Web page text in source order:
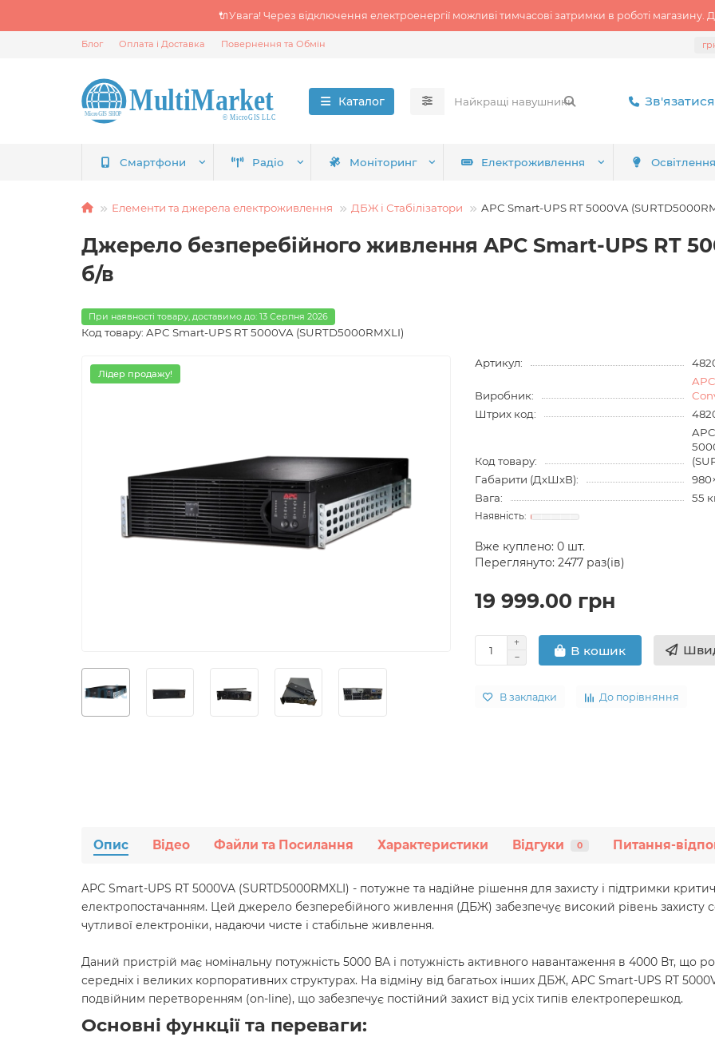
🔌Увага! Через відключення електроенергії можливі тимчасові затримки в роботі магазину.
Блог Оплата і Доставка Повернення та Обмін
Каталог
Смартфони Радіо Моніторинг Електроживлення Освітлення
Елементи та джерела електроживлення ДБЖ і Стабілізатори APC Smart-UPS RT 5000VA
Джерело безперебійного живлення APC Smart-UPS RT
б/в
При наявності товару, доставимо до: 13 Серпня 2026
Код товару: APC Smart-UPS RT 5000VA (SURTD5000RMXLI)
Лідер продажу!
Артикул:
Виробник:
Штрих код:
Код товару:
Габарити (ДхШхВ):
Вага:
55
Вже куплено:0 шт.
Переглянуто: 2477 раз(ів)
19 999.00 грн
В кошик
В закладки До порівняння
Опис Відео Файли та Посилання Характеристики Відгуки 0 Питання-
APC Smart-UPS RT 5000VA (SURTD5000RMXLI) - потужне та надійне рішення для захисту і підтримки
електропостачанням. Цей джерело безперебійного живлення (ДБЖ) забезпечує високий рівень захисту
чутливої електроніки, надаючи чисте і стабільне живлення.
Даний пристрій має номінальну потужність 5000 ВА і потужність активного навантаження в 4000 Вт, що
середніх і великих корпоративних структурах. На відміну від багатьох інших ДБЖ, APC Smart-UPS RT
подвійним перетворенням (on-line), що забезпечує постійний захист від усіх типів електроперешкод.
Основні функції та переваги: